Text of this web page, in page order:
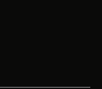
un nouvel onglet
un nouvel onglet
dans un nouvel